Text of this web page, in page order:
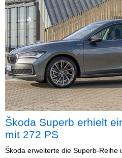
Škoda Superb erhielt
mit 272 PS
Škoda erweiterte die Superb-Reihe